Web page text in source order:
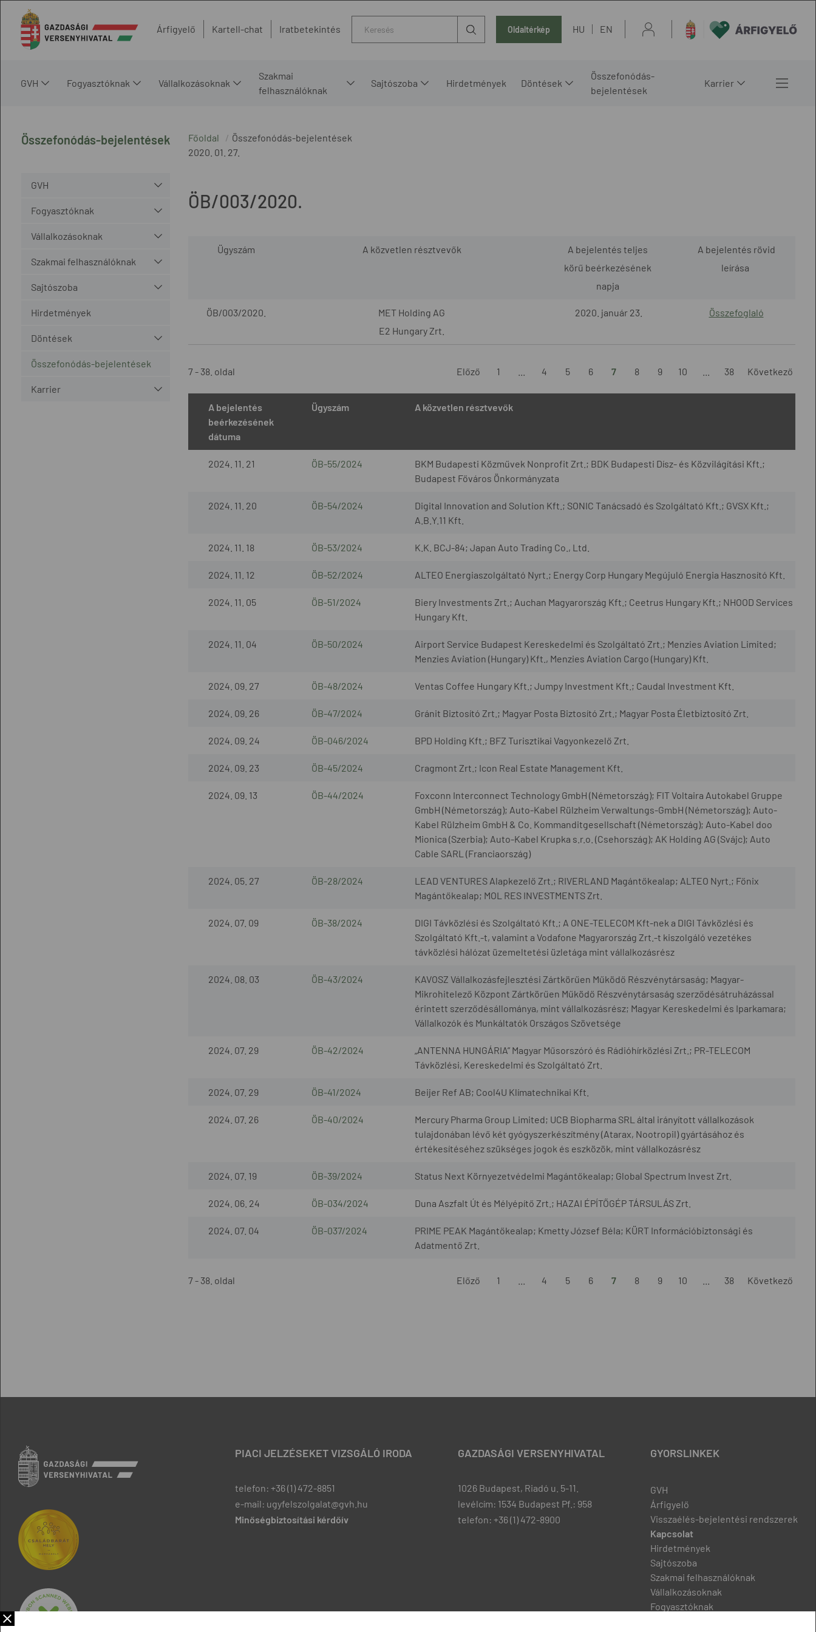
Árfigyelő Kartell-chat Iratbetekintés Oldaltérkép HU EN
GVH Fogyasztóknak Vállalkozásoknak
Szakmai
felhasználóknak
Sajtószoba Hirdetmények Döntések
Összefonódás-
bejelentések
Karrier
Összefonódás-bejelentések
GVH
Fogyasztóknak
Vállalkozásoknak
Szakmai felhasználóknak
Sajtószoba
Hirdetmények
Döntések
Összefonódás-bejelentések
Karrier
Főoldal
Összefonódás-bejelentések
2020. 01. 27.
ÖB/003/2020.
Ügyszám A közvetlen résztvevők
A bejelentés teljes
körű beérkezésének
napja
A bejelentés rövid
leírása
ÖB/003/2020.
MET Holding AG
E2 Hungary Zrt.
2020. január 23. Összefoglaló
7 - 38. oldal Előző 1 4 5 6 7 8 9 10 38 Következő
A bejelentés
beérkezésének
dátuma
Ügyszám A közvetlen résztvevők
2024. 11. 21 ÖB-55/2024
BKM Budapesti Közművek Nonprofit Zrt.; BDK Budapesti Dísz- és Közvilágítási Kft.;
Budapest Főváros Önkormányzata
2024. 11. 20 ÖB-54/2024
Digital Innovation and Solution Kft.; SONIC Tanácsadó és Szolgáltató Kft.; GVSX Kft.;
A.B.Y.11 Kft.
2024. 11. 18 ÖB-53/2024 K.K. BCJ-84; Japan Auto Trading Co., Ltd.
2024. 11. 12 ÖB-52/2024 ALTEO Energiaszolgáltató Nyrt.; Energy Corp Hungary Megújuló Energia Hasznosító Kft.
2024. 11. 05 ÖB-51/2024
Biery Investments Zrt.; Auchan Magyarország Kft.; Ceetrus Hungary Kft.; NHOOD Services
Hungary Kft.
2024. 11. 04 ÖB-50/2024
Airport Service Budapest Kereskedelmi és Szolgáltató Zrt.; Menzies Aviation Limited;
Menzies Aviation (Hungary) Kft., Menzies Aviation Cargo (Hungary) Kft.
2024. 09. 27 ÖB-48/2024 Ventas Coffee Hungary Kft.; Jumpy Investment Kft.; Caudal Investment Kft.
2024. 09. 26 ÖB-47/2024 Gránit Biztosító Zrt.; Magyar Posta Biztosító Zrt.; Magyar Posta Életbiztosító Zrt.
2024. 09. 24 ÖB-046/2024 BPD Holding Kft.; BFZ Turisztikai Vagyonkezelő Zrt.
2024. 09. 23 ÖB-45/2024 Cragmont Zrt.; Icon Real Estate Management Kft.
2024. 09. 13 ÖB-44/2024
Foxconn Interconnect Technology GmbH (Németország); FIT Voltaira Autokabel Gruppe
GmbH (Németország); Auto-Kabel Rülzheim Verwaltungs-GmbH (Németország); Auto-
Kabel Rülzheim GmbH & Co. Kommanditgesellschaft (Németország); Auto-Kabel doo
Mionica (Szerbia); Auto-Kabel Krupka s.r.o. (Csehország); AK Holding AG (Svájc); Auto
Cable SARL (Franciaország)
2024. 05. 27 ÖB-28/2024
LEAD VENTURES Alapkezelő Zrt.; RIVERLAND Magántőkealap; ALTEO Nyrt.; Főnix
Magántőkealap; MOL RES INVESTMENTS Zrt.
2024. 07. 09 ÖB-38/2024
DIGI Távközlési és Szolgáltató Kft.; A ONE-TELECOM Kft-nek a DIGI Távközlési és
Szolgáltató Kft.-t, valamint a Vodafone Magyarország Zrt.-t kiszolgáló vezetékes
távközlési hálózat üzemeltetési üzletága mint vállalkozásrész
2024. 08. 03 ÖB-43/2024
KAVOSZ Vállalkozásfejlesztési Zártkörűen Működő Részvénytársaság; Magyar-
Mikrohitelező Központ Zártkörűen Működő Részvénytársaság szerződésátruházással
érintett szerződésállománya, mint vállalkozásrész; Magyar Kereskedelmi és Iparkamara;
Vállalkozók és Munkáltatók Országos Szövetsége
2024. 07. 29 ÖB-42/2024
„ANTENNA HUNGÁRIA” Magyar Műsorszóró és Rádióhírközlési Zrt.; PR-TELECOM
Távközlési, Kereskedelmi és Szolgáltató Zrt.
2024. 07. 29 ÖB-41/2024 Beijer Ref AB; Cool4U Klímatechnikai Kft.
2024. 07. 26 ÖB-40/2024
Mercury Pharma Group Limited; UCB Biopharma SRL által irányított vállalkozások
tulajdonában lévő két gyógyszerkészítmény (Atarax, Nootropil) gyártásához és
értékesítéséhez szükséges jogok és eszközök, mint vállalkozásrész
2024. 07. 19 ÖB-39/2024 Status Next Környezetvédelmi Magántőkealap; Global Spectrum Invest Zrt.
2024. 06. 24 ÖB-034/2024 Duna Aszfalt Út és Mélyépítő Zrt.; HAZAI ÉPÍTŐGÉP TÁRSULÁS Zrt.
2024. 07. 04 ÖB-037/2024
PRIME PEAK Magántőkealap; Kmetty József Béla; KÜRT Információbiztonsági és
Adatmentő Zrt.
7 - 38. oldal Előző 1 4 5 6 7 8 9 10 38 Következő
PIACI JELZÉSEKET VIZSGÁLÓ IRODA
telefon: +36 (1) 472-8851
e-mail: ugyfelszolgalat@gvh.hu
Minőségbiztosítási kérdőív
GAZDASÁGI VERSENYHIVATAL
1026 Budapest, Riadó u. 5-11.
levélcím: 1534 Budapest Pf.: 958
telefon: +36 (1) 472-8900
GYORSLINKEK
GVH
Árfigyelő
Visszaélés-bejelentési rendszerek
Kapcsolat
Hirdetmények
Sajtószoba
Szakmai felhasználóknak
Vállalkozásoknak
Fogyasztóknak